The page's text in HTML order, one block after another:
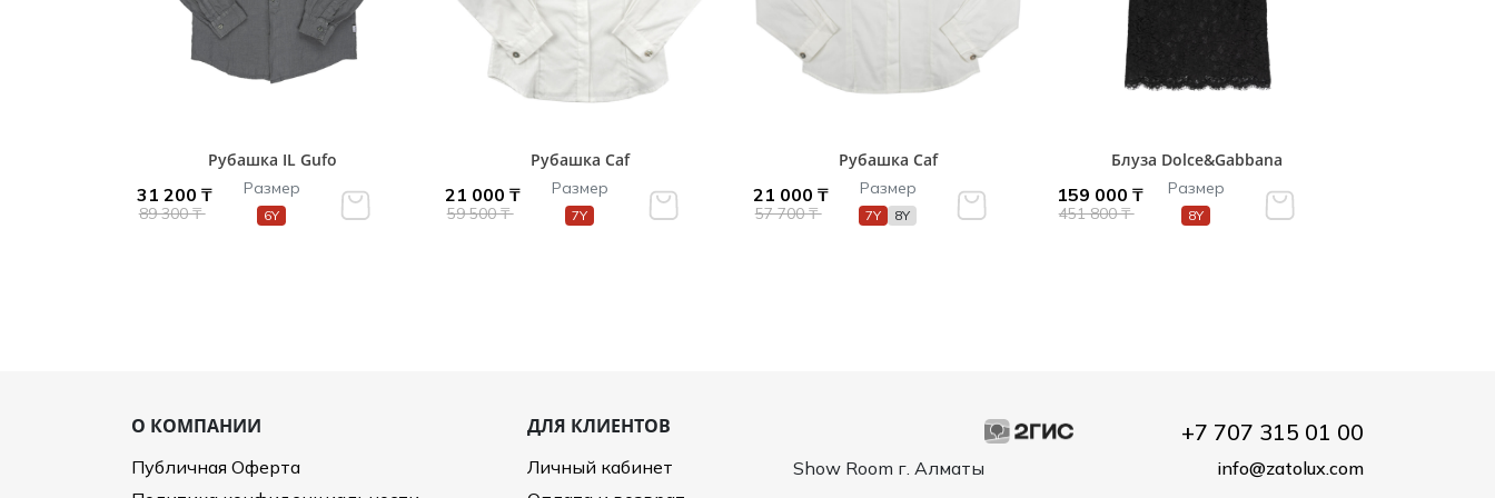
Рубашка IL Gufo
31 200 ₸
89 300 ₸
Размер
6Y
Рубашка Caf
21 000 ₸
59 500 ₸
Размер
7Y
Рубашка Caf
21 000 ₸
57 700 ₸
Размер
7Y 8Y
Блуза Dolce&Gabbana
159 000 ₸
451 800 ₸
Размер
8Y
О КОМПАНИИ
Публичная Оферта
ДЛЯ КЛИЕНТОВ
Личный кабинет
Show Room г. Алматы
+7 707 315 01 00
info@zatolux.com